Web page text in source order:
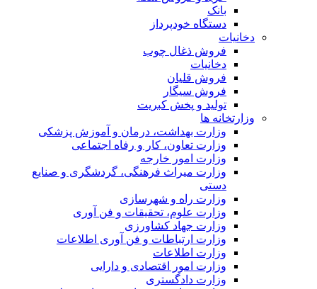
بانک
دستگاه خودپرداز
دخانیات
فروش ذغال چوب
دخانیات
فروش قلیان
فروش سیگار
تولید و پخش کبریت
وزارتخانه ها
وزارت بهداشت، درمان و آموزش پزشکی
وزارت تعاون، کار و رفاه اجتماعی
وزارت امور خارجه
وزارت میراث فرهنگی، گردشگری و صنایع
دستی
وزارت راه و شهرسازی
وزارت علوم، تحقیقات و فن آوری
وزارت جهاد کشاورزی
وزارت ارتباطات و فن آوری اطلاعات
وزارت اطلاعات
وزارت امور اقتصادی و دارایی
وزارت دادگستری